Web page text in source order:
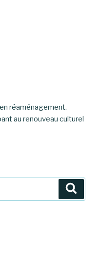
réaménagement.
au renouveau culturel